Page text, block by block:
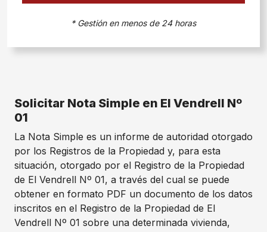
* Gestión en menos de 24 horas
Solicitar Nota Simple en El Vendrell Nº
01
La Nota Simple es un informe de autoridad otorgado
por los Registros de la Propiedad y, para esta
situación, otorgado por el Registro de la Propiedad
de El Vendrell Nº 01, a través del cual se puede
obtener en formato PDF un documento de los datos
inscritos en el Registro de la Propiedad de El
Vendrell Nº 01 sobre una determinada vivienda,